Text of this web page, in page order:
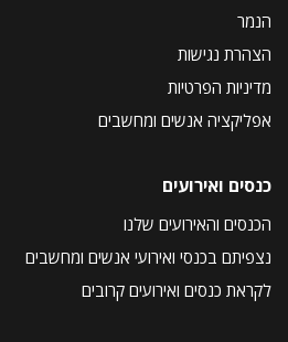
הנמר
הצהרת נגישות
מדיניות הפרטיות
אפליקציה אנשים ומחשבים
כנסים ואירועים
הכנסים והאירועים שלנו
נצפיתם בכנסי ואירועי אנשים ומחשבים
לקראת כנסים ואירועים קרובים